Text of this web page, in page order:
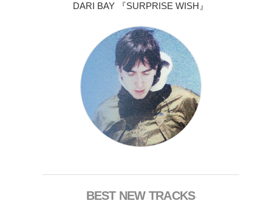
DARI BAY 『SURPRISE WISH』
BEST NEW TRACKS